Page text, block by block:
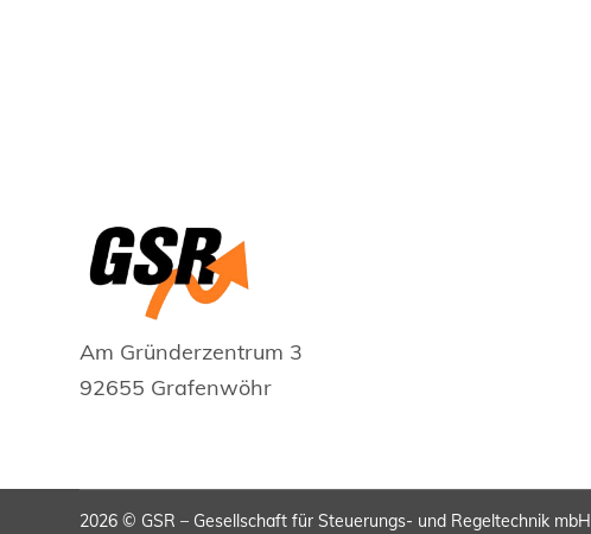
Am Gründerzentrum 3
92655 Grafenwöhr
2026 © GSR – Gesellschaft für Steuerungs- und Regeltechnik mbH